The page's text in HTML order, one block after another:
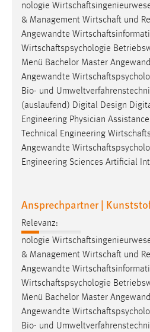
nologie
& Management Wirtschaft und
Angewandte
Wirtschaftspsychologie
Menü Bachelor Master
Angewandte
Bio- und
(auslaufend) Digital Design
Engineering Physician
Technical Engineering
Angewandte
Engineering Sciences Artificial
Ansprechpartner |
Relevanz:
nologie
& Management Wirtschaft und
Angewandte
Wirtschaftspsychologie
Menü Bachelor Master
Angewandte
Bio- und